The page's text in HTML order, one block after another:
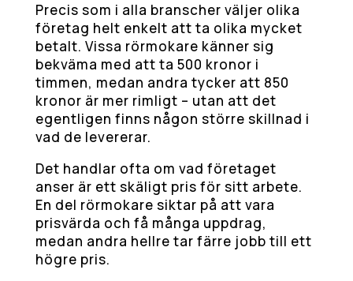
Precis som i alla branscher väljer olika
företag helt enkelt att ta olika mycket
betalt. Vissa rörmokare känner sig
bekväma med att ta 500 kronor i
timmen, medan andra tycker att 850
kronor är mer rimligt – utan att det
egentligen finns någon större skillnad i
vad de levererar.
Det handlar ofta om vad företaget
anser är ett skäligt pris för sitt arbete.
En del rörmokare siktar på att vara
prisvärda och få många uppdrag,
medan andra hellre tar färre jobb till ett
högre pris.